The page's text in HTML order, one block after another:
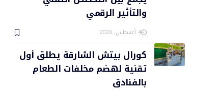
والتأثير الرقمي
4 أغسطس، 2026
كورال بيتش الشارقة يطلق أول
تقنية لهضم مخلفات الطعام
بالفنادق